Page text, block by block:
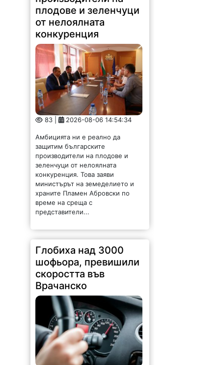
плодове и зеленчуци
от нелоялната
конкуренция
83 | 2026-08-06 14:54:34
Амбицията ни е реално да
защитим българските
производители на плодове и
зеленчуци от нелоялната
конкуренция. Това заяви
министърът на земеделието и
храните Пламен Абровски по
време на среща с
представители...
Глобиха над 3000
шофьора, превишили
скоростта във
Врачанско